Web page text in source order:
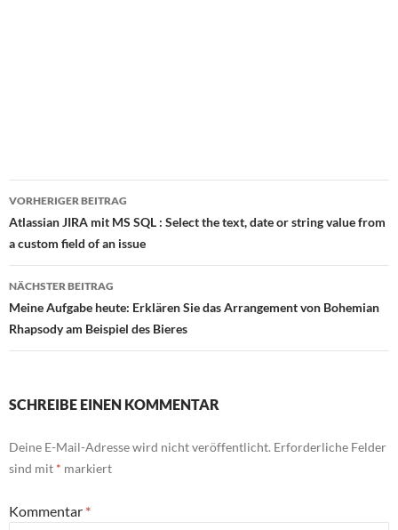
Beitragsnavigation
VORHERIGER BEITRAG
Atlassian JIRA mit MS SQL : Select the text, date or string value from
a custom field of an issue
NÄCHSTER BEITRAG
Meine Aufgabe heute: Erklären Sie das Arrangement von Bohemian
Rhapsody am Beispiel des Bieres
SCHREIBE EINEN KOMMENTAR
Deine E-Mail-Adresse wird nicht veröffentlicht. Erforderliche Felder
sind mit * markiert
Kommentar *